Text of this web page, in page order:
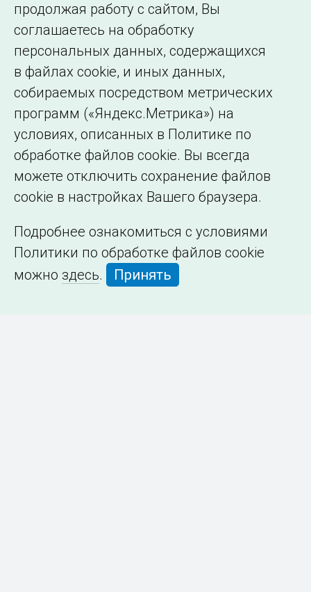
образовательной
организации
продолжая работу с сайтом, Вы
соглашаетесь на обработку
персональных данных, содержащихся
в файлах cookie, и иных данных,
собираемых посредством метрических
программ («Яндекс.Метрика») на
условиях, описанных в Политике по
обработке файлов cookie. Вы всегда
можете отключить сохранение файлов
cookie в настройках Вашего браузера.
Подробнее ознакомиться с условиями
Политики по обработке файлов cookie
можно здесь. Принять